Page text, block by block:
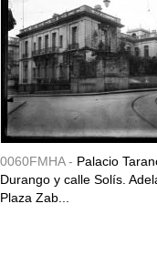
0060FMHA - Palacio
Durango y calle Solís.
Plaza Zab...